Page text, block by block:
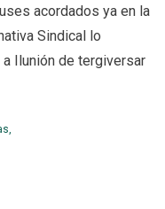
acordados ya en la
Sindical lo
Ilunión de tergiversar